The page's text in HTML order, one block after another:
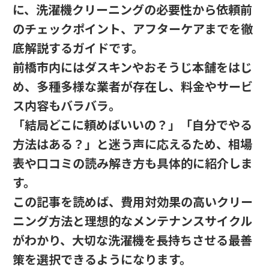
に、洗濯機クリーニングの必要性から依頼前
のチェックポイント、アフターケアまでを徹
底解説するガイドです。
前橋市内にはダスキンやおそうじ本舗をはじ
め、多種多様な業者が存在し、料金やサービ
ス内容もバラバラ。
「結局どこに頼めばいいの？」「自分でやる
方法はある？」と迷う声に応えるため、相場
表や口コミの読み解き方も具体的に紹介しま
す。
この記事を読めば、費用対効果の高いクリー
ニング方法と理想的なメンテナンスサイクル
がわかり、大切な洗濯機を長持ちさせる最善
策を選択できるようになります。